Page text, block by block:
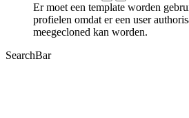
Er moet een template worden
profielen omdat er een user
meegecloned kan worden.
SearchBar